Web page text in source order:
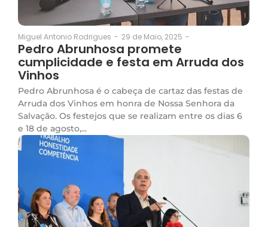
Miguel Antonio Rodrigues - 29 de Maio, 2025 -
Pedro Abrunhosa promete
cumplicidade e festa em Arruda dos
Vinhos
Pedro Abrunhosa é o cabeça de cartaz das festas de
Arruda dos Vinhos em honra de Nossa Senhora da
Salvação. Os festejos que se realizam entre os dias 6
e 18 de agosto,...